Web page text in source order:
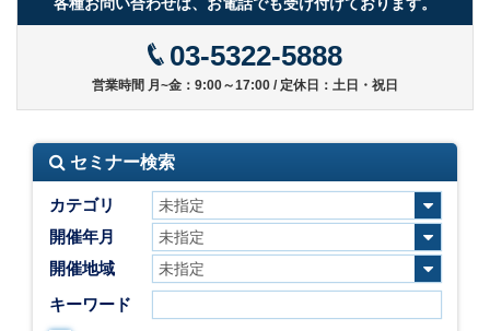
03-5322-5888
営業時間 月~金：9:00～17:00 / 定休日：土日・祝日
セミナー検索
カテゴリ
開催年月
開催地域
キーワード